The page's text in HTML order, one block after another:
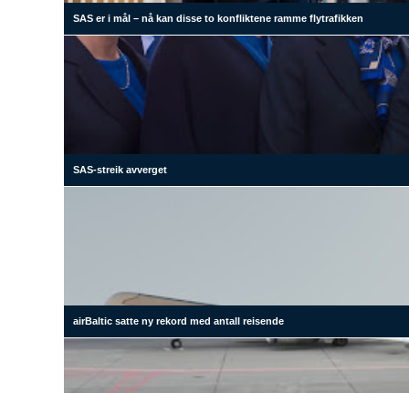
SAS er i mål – nå kan disse to konfliktene ramme flytrafikken
SAS-streik avverget
airBaltic satte ny rekord med antall reisende